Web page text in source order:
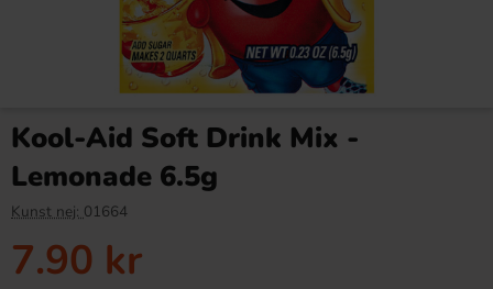
Kool-Aid Soft Drink Mix -
Lemonade 6.5g
Kunst nej: 01664
7.90 kr